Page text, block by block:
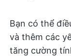
Bạn có thể
và thêm các
tăng cường